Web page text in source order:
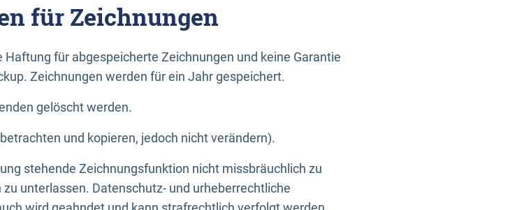
für Zeichnungen
für abgespeicherte Zeichnungen und keine Garantie
Zeichnungen werden für ein Jahr gespeichert.
gelöscht werden.
und kopieren, jedoch nicht verändern).
stehende Zeichnungsfunktion nicht missbräuchlich zu
unterlassen. Datenschutz- und urheberrechtliche